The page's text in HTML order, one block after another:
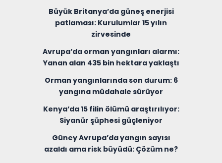
Büyük Britanya’da güneş enerjisi
patlaması: Kurulumlar 15 yılın
zirvesinde
Avrupa’da orman yangınları alarmı:
Yanan alan 435 bin hektara yaklaştı
Orman yangınlarında son durum: 6
yangına müdahale sürüyor
Kenya’da 15 filin ölümü araştırılıyor:
Siyanür şüphesi güçleniyor
Güney Avrupa’da yangın sayısı
azaldı ama risk büyüdü: Çözüm ne?